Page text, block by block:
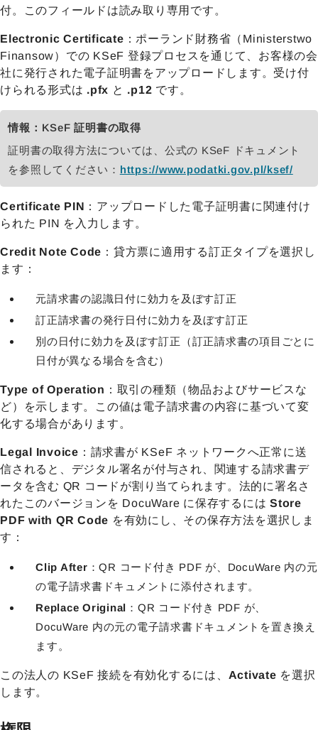
付。このフィールドは読み取り専用です。
Electronic Certificate ：ポーランド財務省（Ministerstwo
Finansow）での KSeF 登録プロセスを通じて、お客様の会
社に発行された電子証明書をアップロードします。受け付
けられる形式は .pfx と .p12 です。
情報：KSeF 証明書の取得
証明書の取得方法については、公式の KSeF ドキュメント
を参照してください： https://www.podatki.gov.pl/ksef/
Certificate PIN ：アップロードした電子証明書に関連付け
られた PIN を入力します。
Credit Note Code ：貸方票に適用する訂正タイプを選択し
ます：
元請求書の認識日付に効力を及ぼす訂正
訂正請求書の発行日付に効力を及ぼす訂正
別の日付に効力を及ぼす訂正（訂正請求書の項目ごとに
日付が異なる場合を含む）
Type of Operation ：取引の種類（物品およびサービスな
ど）を示します。この値は電子請求書の内容に基づいて変
化する場合があります。
Legal Invoice ：請求書が KSeF ネットワークへ正常に送
信されると、デジタル署名が付与され、関連する請求書デ
ータを含む QR コードが割り当てられます。法的に署名さ
れたこのバージョンを DocuWare に保存するには Store
PDF with QR Code を有効にし、その保存方法を選択しま
す：
Clip After ：QR コード付き PDF が、DocuWare 内の元
の電子請求書ドキュメントに添付されます。
Replace Original ：QR コード付き PDF が、
DocuWare 内の元の電子請求書ドキュメントを置き換え
ます。
この法人の KSeF 接続を有効化するには、 Activate を選択
します。